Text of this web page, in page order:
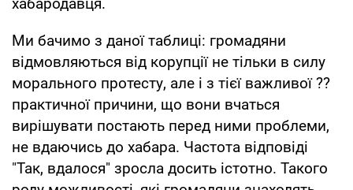
Ми бачимо з даної таблиці: громадяни
відмовляються від корупції не тільки в силу
морального протесту, але і з тієї важливої ??
практичної причини, що вони вчаться
вирішувати постають перед ними проблеми,
не вдаючись до хабара. Частота відповіді
"Так, вдалося" зросла досить істотно. Такого